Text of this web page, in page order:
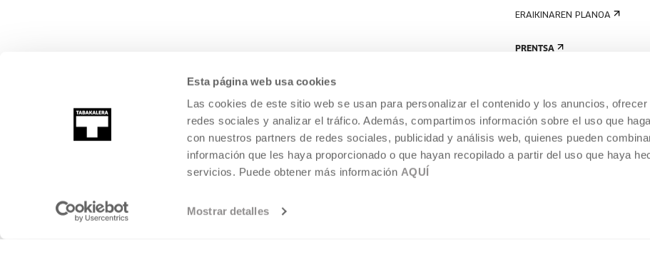
Esta página web usa cookies
Las cookies de este sitio web se usan para personalizar el contenido y los anuncios, ofrecer
redes sociales y analizar el tráfico. Además, compartimos información sobre el uso que
con nuestros partners de redes sociales, publicidad y análisis web, quienes pueden
información que les haya proporcionado o que hayan recopilado a partir del uso que haya
servicios. Puede obtener más información AQUÍ
Mostrar detalles
ERAIKINAREN PLANOA
PRENTSA
2026 TABAKALERA.
KULTURA GARAIKIDEAREN NAZIOARTEKO ZENTROA,